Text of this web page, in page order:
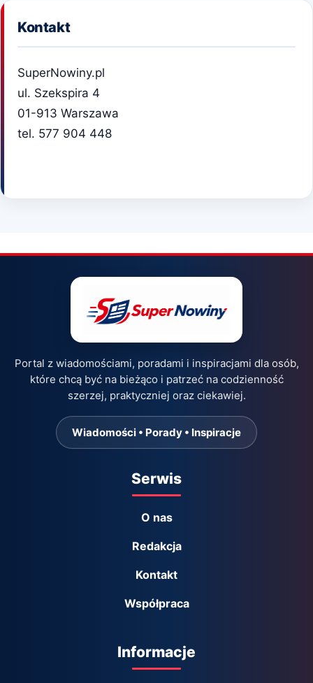
Kontakt
SuperNowiny.pl
ul. Szekspira 4
01-913 Warszawa
tel. 577 904 448
Portal z wiadomościami, poradami i inspiracjami dla osób,
które chcą być na bieżąco i patrzeć na codzienność
szerzej, praktyczniej oraz ciekawiej.
Wiadomości • Porady • Inspiracje
Serwis
O nas
Redakcja
Kontakt
Współpraca
Informacje